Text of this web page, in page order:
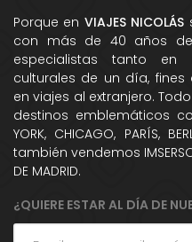
Porque en VIAJES NICOLÁS
con más de 40 años de
especialistas tanto en
culturales de un día, fines
en viajes al extranjero.
destinos emblemáticos
YORK, CHICAGO, PARÍS,
también vendemos IMSERSO
DE MADRID.
¿QUIERE ESTAR AL DÍA DE